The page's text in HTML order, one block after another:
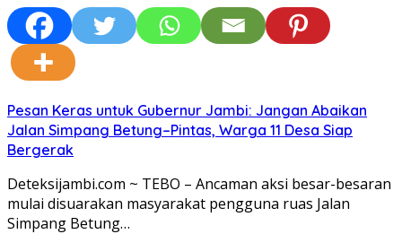
Pesan Keras untuk Gubernur Jambi: Jangan Abaikan
Jalan Simpang Betung–Pintas, Warga 11 Desa Siap
Bergerak
Deteksijambi.com ~ TEBO – Ancaman aksi besar-besaran
mulai disuarakan masyarakat pengguna ruas Jalan
Simpang Betung…